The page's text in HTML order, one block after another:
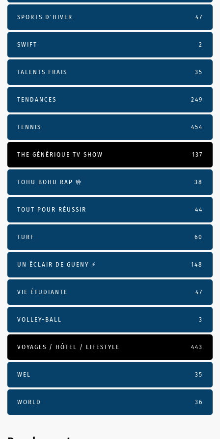
SPORTS D'HIVER 47
SWIFT 2
TALENTS FRAIS 35
TENDANCES 249
TENNIS 454
THE GÉNÉRIQUE TV SHOW 137
TOHU BOHU RAP 🤟 38
TOUT POUR RÉUSSIR 44
TURF 60
UN ÉCLAIR DE GUENY ⚡️ 148
VIE ÉTUDIANTE 47
VOLLEY-BALL 3
VOYAGES / HÔTEL / LIFESTYLE 443
WEL 35
WORLD 36